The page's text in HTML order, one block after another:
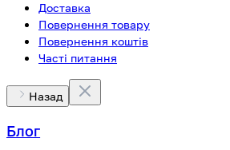
Доставка
Повернення товару
Повернення коштів
Часті питання
Назад
Блог